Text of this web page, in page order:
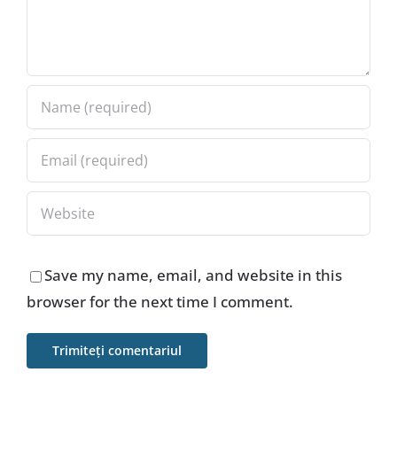
Save my name, email, and website in this
browser for the next time I comment.